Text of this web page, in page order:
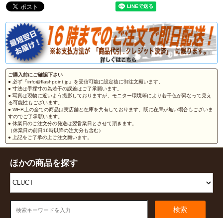
ご購入前にご確認下さい
● 必ず『info@flashpoint.jp』を受信可能に設定後に御注文願います。
● 寸法は手採寸の為若干の誤差はご了承願います。
● 写真は現物に近いよう撮影しておりますが、モニター環境等により若干色が異なって見え
る可能性もございます。
● WEB上の全ての商品は実店舗と在庫を共有しております。既に在庫が無い場合もございま
すのでご了承願います。
● 休業日のご注文分の発送は翌営業日とさせて頂きます。
（休業日の前日16時以降の注文分も含む）
● 上記をご了承の上ご注文願います。
ほかの商品を探す
検索